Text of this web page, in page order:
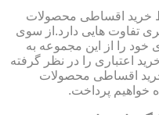
خرید اقساطی محصولات
تفاوت هایی دارد.از سوی
خود را از این مجموعه به
اعتباری را در نظر گرفته
اقساطی محصولات
خواهیم پرداخت.